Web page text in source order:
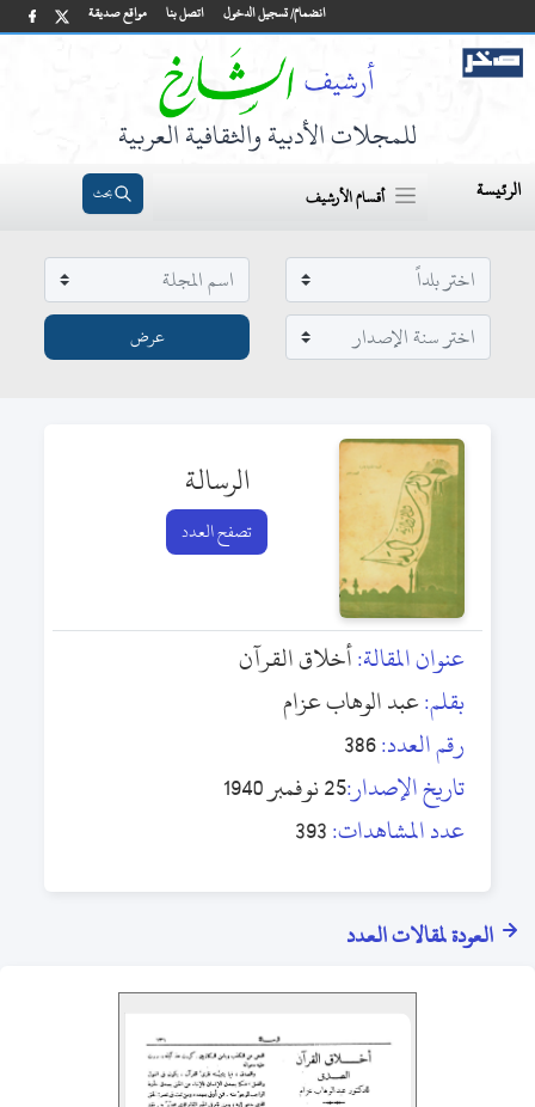
مواقع صديقة اتصل بنا انضمام/ تسجيل الدخول
للمجلات الأدبية والثقافية العربية
الرئيسة أقسام الأرشيف بحث
الرسالة
تصفح العدد
عنوان المقالة:أخلاق القرآن
بقلم:عبد الوهاب عزام
رقم العدد:386
تاريخ الإصدار:25 نوفمبر 1940
عدد المشاهدات:393
العودة لمقالات العدد